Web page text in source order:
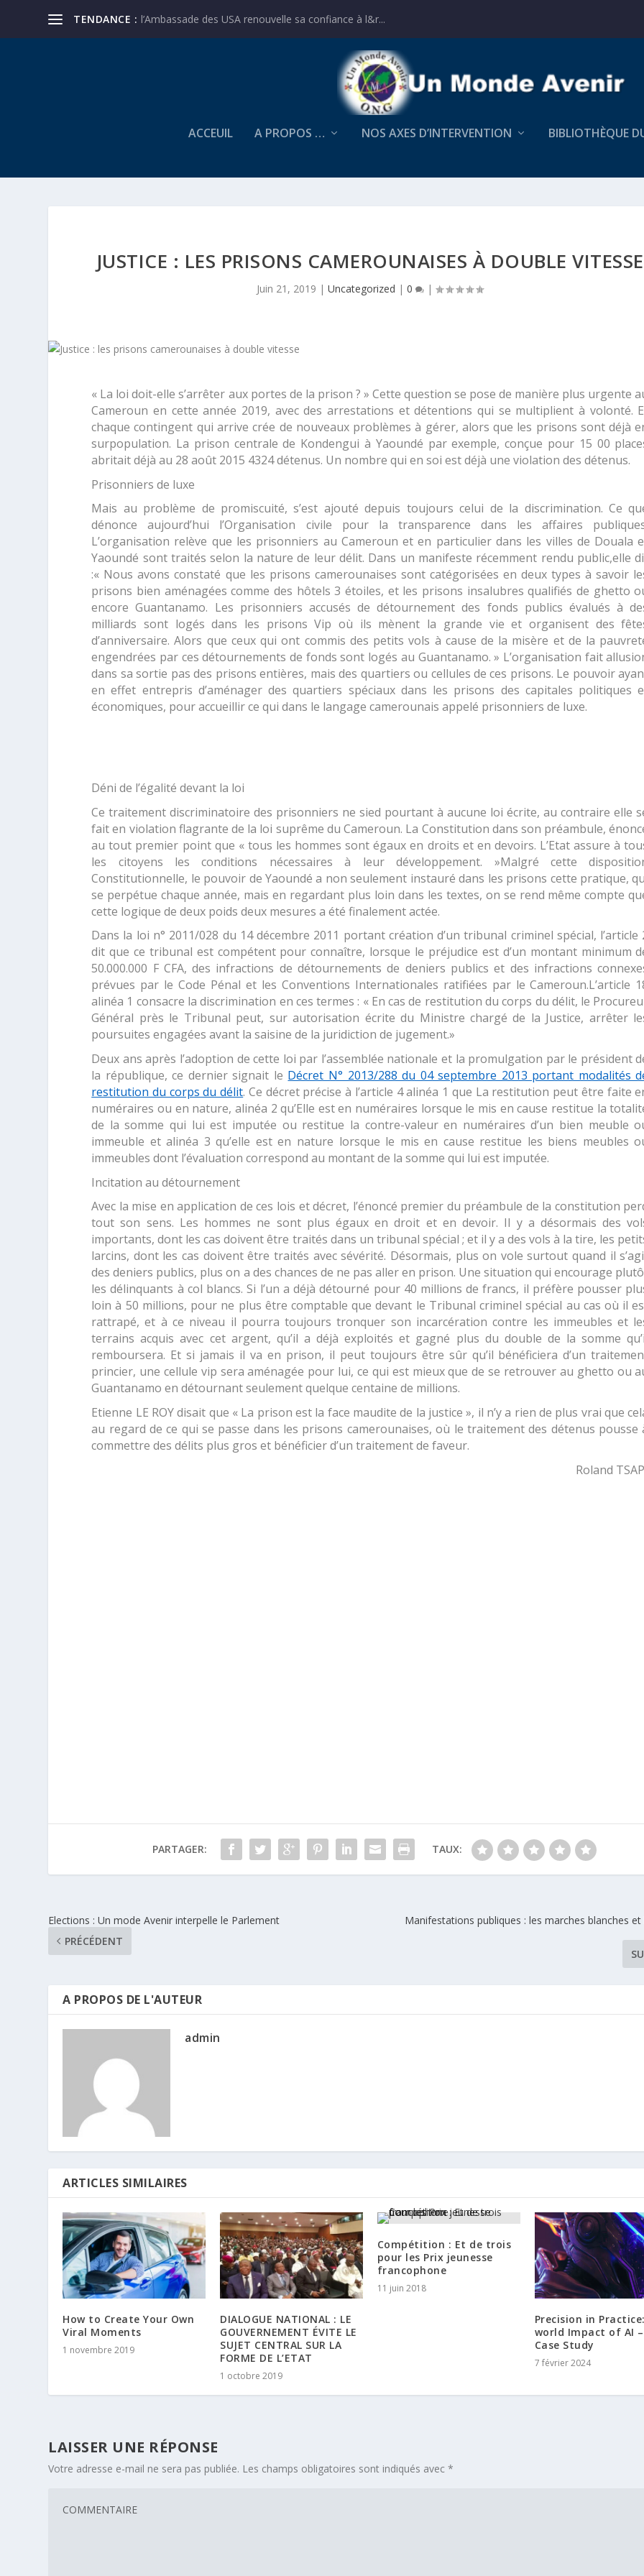
TENDANCE : l’Ambassade des USA renouvelle sa confiance à l&r...
ACCEUIL A PROPOS … NOS AXES D’INTERVENTION BIBLIOTHÈQUE
JUSTICE : LES PRISONS CAMEROUNAISES À DOUBLE VITESSE
Juin 21, 2019 |Uncategorized |0 |
« La loi doit-elle s’arrêter aux portes de la prison ? » Cette question se pose de manière plus urgente
Cameroun en cette année 2019, avec des arrestations et détentions qui se multiplient à volonté.
chaque contingent qui arrive crée de nouveaux problèmes à gérer, alors que les prisons sont déjà
surpopulation. La prison centrale de Kondengui à Yaoundé par exemple, conçue pour 15 00
abritait déjà au 28 août 2015 4324 détenus. Un nombre qui en soi est déjà une violation des détenus.
Prisonniers de luxe
Mais au problème de promiscuité, s’est ajouté depuis toujours celui de la discrimination. Ce
dénonce aujourd’hui l’Organisation civile pour la transparence dans les affaires
L’organisation relève que les prisonniers au Cameroun et en particulier dans les villes de Douala
Yaoundé sont traités selon la nature de leur délit. Dans un manifeste récemment rendu public,elle
:« Nous avons constaté que les prisons camerounaises sont catégorisées en deux types à savoir
prisons bien aménagées comme des hôtels 3 étoiles, et les prisons insalubres qualifiés de ghetto
encore Guantanamo. Les prisonniers accusés de détournement des fonds publics évalués à
milliards sont logés dans les prisons Vip où ils mènent la grande vie et organisent des
d’anniversaire. Alors que ceux qui ont commis des petits vols à cause de la misère et de la
engendrées par ces détournements de fonds sont logés au Guantanamo.» L’organisation fait
dans sa sortie pas des prisons entières, mais des quartiers ou cellules de ces prisons. Le pouvoir
en effet entrepris d’aménager des quartiers spéciaux dans les prisons des capitales politiques
économiques, pour accueillir ce qui dans le langage camerounais appelé prisonniers de luxe.
Déni de l’égalité devant la loi
Ce traitement discriminatoire des prisonniers ne sied pourtant à aucune loi écrite, au contraire elle
fait en violation flagrante de la loi suprême du Cameroun. La Constitution dans son préambule,
au tout premier point que « tous les hommes sont égaux en droits et en devoirs. L’Etat assure à
les citoyens les conditions nécessaires à leur développement. »Malgré cette
Constitutionnelle, le pouvoir de Yaoundé a non seulement instauré dans les prisons cette pratique,
se perpétue chaque année, mais en regardant plus loin dans les textes, on se rend même compte
cette logique de deux poids deux mesures a été finalement actée.
Dans la loi n° 2011/028 du 14 décembre 2011 portant création d’un tribunal criminel spécial, l’article
dit que ce tribunal est compétent pour connaître, lorsque le préjudice est d’un montant minimum
50.000.000 F CFA, des infractions de détournements de deniers publics et des infractions
prévues par le Code Pénal et les Conventions Internationales ratifiées par le Cameroun.L’article
alinéa 1 consacre la discrimination en ces termes : « En cas de restitution du corps du délit, le
Général près le Tribunal peut, sur autorisation écrite du Ministre chargé de la Justice, arrêter
poursuites engagées avant la saisine de la juridiction de jugement.»
Deux ans après l’adoption de cette loi par l’assemblée nationale et la promulgation par le président
la république, ce dernier signait le Décret N° 2013/288 du 04 septembre 2013 portant modalités
restitution du corps du délit. Ce décret précise à l’article 4 alinéa 1 que La restitution peut être faite
numéraires ou en nature, alinéa 2qu’Elle est en numéraires lorsque le mis en cause restitue la
de la somme qui lui est imputée ou restitue la contre-valeur en numéraires d’un bien meuble
immeuble et alinéa 3qu’elle est en nature lorsque le mis en cause restitue les biens meubles
immeubles dont l’évaluation correspond au montant de la somme qui lui est imputée.
Incitation au détournement
Avec la mise en application de ces lois et décret, l’énoncé premier du préambule de la constitution
tout son sens. Les hommes ne sont plus égaux en droit et en devoir. Il y a désormais des
importants, dont les cas doivent être traités dans un tribunal spécial ; et il y a des vols à la tire, les
larcins, dont les cas doivent être traités avec sévérité. Désormais, plus on vole surtout quand il
des deniers publics, plus on a des chances de ne pas aller en prison. Une situation qui encourage
les délinquants à col blancs. Si l’un a déjà détourné pour 40 millions de francs, il préfère pousser
loin à 50 millions, pour ne plus être comptable que devant le Tribunal criminel spécial au cas où il
rattrapé, et à ce niveau il pourra toujours tronquer son incarcération contre les immeubles et
terrains acquis avec cet argent, qu’il a déjà exploités et gagné plus du double de la somme
remboursera. Et si jamais il va en prison, il peut toujours être sûr qu’il bénéficiera d’un
princier, une cellule vip sera aménagée pour lui, ce qui est mieux que de se retrouver au ghetto ou
Guantanamo en détournant seulement quelque centaine de millions.
Etienne LE ROY disait que « La prison est la face maudite de la justice », il n’y a rien de plus vrai que
au regard de ce qui se passe dans les prisons camerounaises, où le traitement des détenus pousse
commettre des délits plus gros et bénéficier d’un traitement de faveur.
Roland
PARTAGER: TAUX:
Elections : Un mode Avenir interpelle le Parlement
PRÉCÉDENT
Manifestations publiques : les marches blanches et
A PROPOS DE L'AUTEUR
admin
ARTICLES SIMILAIRES
How to Create Your Own
Viral Moments
1 novembre 2019
DIALOGUE NATIONAL : LE
GOUVERNEMENT ÉVITE LE
SUJET CENTRAL SUR LA
FORME DE L’ETAT
1 octobre 2019
Compétition : Et de trois
pour les Prix jeunesse
francophone
11 juin 2018
Precision in
world Impact of AI
Case Study
7 février 2024
LAISSER UNE RÉPONSE
Votre adresse e-mail ne sera pas publiée. Les champs obligatoires sont indiqués avec*